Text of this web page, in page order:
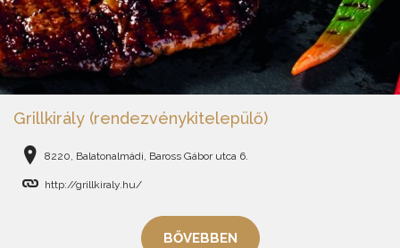
Grillkirály (rendezvénykitelepülő)
8220, Balatonalmádi, Baross Gábor utca 6.
http://grillkiraly.hu/
BŐVEBBEN